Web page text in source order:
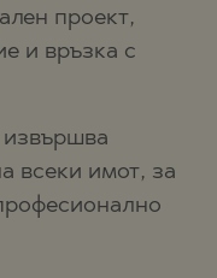
проект,
и връзка с
извършва
всеки имот, за